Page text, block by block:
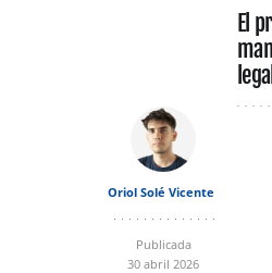
El
Oriol Solé Vicente
Publicada
30 abril 2026